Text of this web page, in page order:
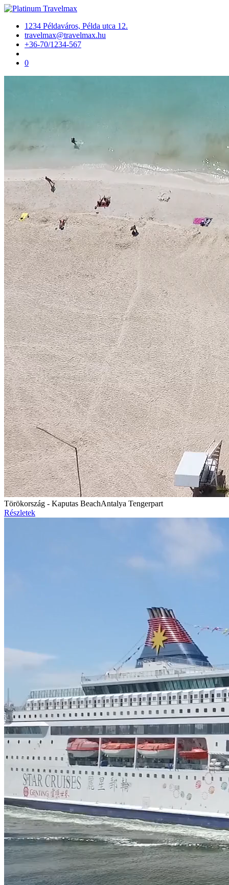
1234 Példaváros, Példa utca 12.
travelmax@travelmax.hu
+36-70/1234-567
0
Törökország - Kaputas BeachAntalya Tengerpart
Részletek